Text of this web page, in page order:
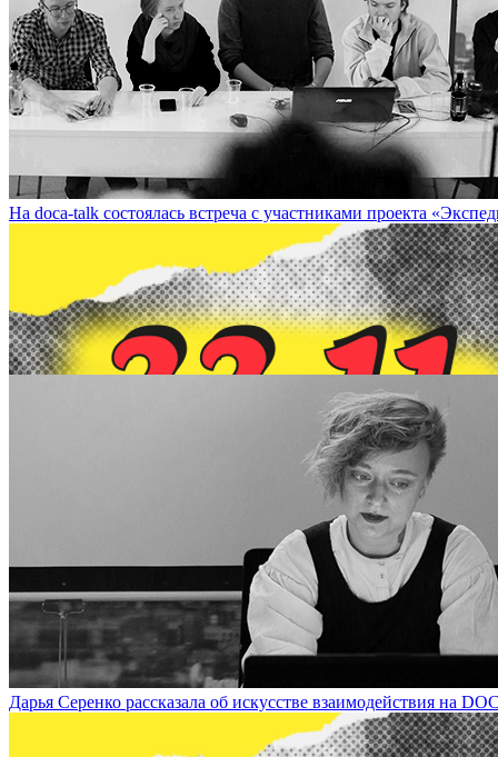
29 ноября – лекция Ирины Толкачевой «Про девочек» /
На doca-talk состоялась встреча с участниками проекта
22 ноября в рамках DOCA-talk состоится лекция художника
Summary of Modern Artistic Practices’ Within DOCA-talk on
Дарья Серенко рассказала об искусстве взаимодействия на